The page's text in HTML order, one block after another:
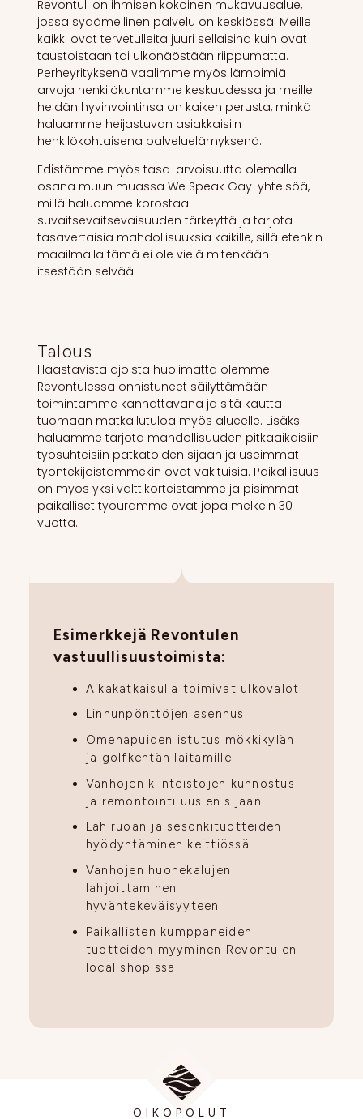
Revontuli on ihmisen kokoinen mukavuusalue,
jossa sydämellinen palvelu on keskiössä. Meille
kaikki ovat tervetulleita juuri sellaisina kuin ovat
taustoistaan tai ulkonäöstään riippumatta.
Perheyrityksenä vaalimme myös lämpimiä
arvoja henkilökuntamme keskuudessa ja meille
heidän hyvinvointinsa on kaiken perusta, minkä
haluamme heijastuvan asiakkaisiin
henkilökohtaisena palveluelämyksenä.
Edistämme myös tasa-arvoisuutta olemalla
osana muun muassa We Speak Gay-yhteisöä,
millä haluamme korostaa
suvaitsevaitsevaisuuden tärkeyttä ja tarjota
tasavertaisia mahdollisuuksia kaikille, sillä etenkin
maailmalla tämä ei ole vielä mitenkään
itsestään selvää.
Talous
Haastavista ajoista huolimatta olemme
Revontulessa onnistuneet säilyttämään
toimintamme kannattavana ja sitä kautta
tuomaan matkailutuloa myös alueelle. Lisäksi
haluamme tarjota mahdollisuuden pitkäaikaisiin
työsuhteisiin pätkätöiden sijaan ja useimmat
työntekijöistämmekin ovat vakituisia. Paikallisuus
on myös yksi valttikorteistamme ja pisimmät
paikalliset työuramme ovat jopa melkein 30
vuotta.
Esimerkkejä Revontulen
vastuullisuustoimista:
Aikakatkaisulla toimivat ulkovalot
Linnunpönttöjen asennus
Omenapuiden istutus mökkikylän
ja golfkentän laitamille
Vanhojen kiinteistöjen kunnostus
ja remontointi uusien sijaan
Lähiruoan ja sesonkituotteiden
hyödyntäminen keittiössä
Vanhojen huonekalujen
lahjoittaminen
hyväntekeväisyyteen
Paikallisten kumppaneiden
tuotteiden myyminen Revontulen
local shopissa
OIKOPOLUT